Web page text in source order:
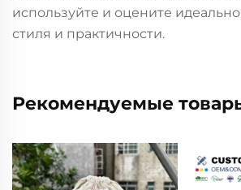
используйте и оцените
стиля и практичности.
Рекомендуемые